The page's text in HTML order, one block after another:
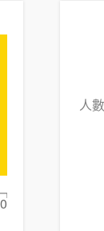
人數